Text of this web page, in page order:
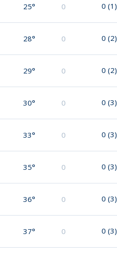
25° 0 0 (1)
28° 0 0 (2)
29° 0 0 (2)
30° 0 0 (3)
33° 0 0 (3)
35° 0 0 (3)
36° 0 0 (3)
37° 0 0 (3)